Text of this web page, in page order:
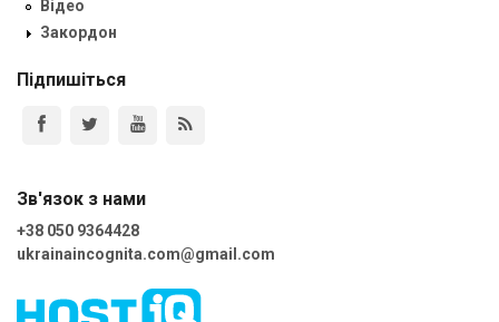
Відео
Закордон
Підпишіться
Зв'язок з нами
+38 050 9364428
ukrainaincognita.com@gmail.com